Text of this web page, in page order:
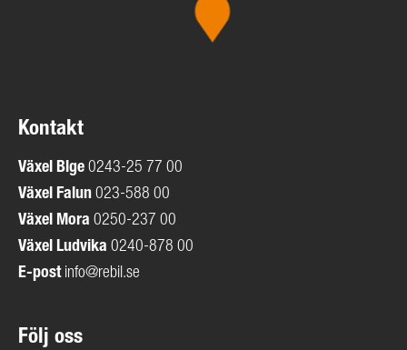
Kontakt
Växel Blge 0243-25 77 00
Växel Falun 023-588 00
Växel Mora 0250-237 00
Växel Ludvika 0240-878 00
E-post info@rebil.se
Följ oss